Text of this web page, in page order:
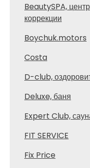
BeautySPA,
коррекции
Boychuk.motors
Costa
D-club,
Deluxe, баня
Expert Club,
FIT SERVICE
Fix Price